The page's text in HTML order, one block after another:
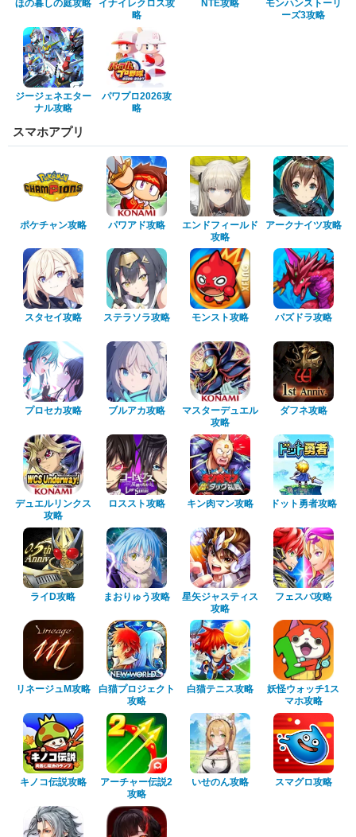
ほの暮しの庭攻略
イナイレクロス攻
略
NTE攻略
モンハンストーリ
ーズ3攻略
ジージェネエター
ナル攻略
パワプロ2026攻
略
スマホアプリ
ポケチャン攻略 パワアド攻略
エンドフィールド
攻略
アークナイツ攻略
スタセイ攻略 ステラソラ攻略 モンスト攻略 パズドラ攻略
プロセカ攻略 ブルアカ攻略
マスターデュエル
攻略
ダフネ攻略
デュエルリンクス
攻略
ロススト攻略 キン肉マン攻略 ドット勇者攻略
ライD攻略 まおりゅう攻略
星矢ジャスティス
攻略
フェスバ攻略
リネージュM攻略
白猫プロジェクト
攻略
白猫テニス攻略
妖怪ウォッチ1ス
マホ攻略
キノコ伝説攻略
アーチャー伝説2
攻略
いせのん攻略 スマグロ攻略